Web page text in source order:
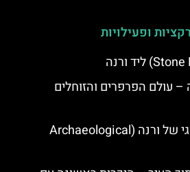
ופעילויות
– עולם הפרפרים והזוחלים
המוזיאון הארכיאולוגי של ורנה (Archaeological